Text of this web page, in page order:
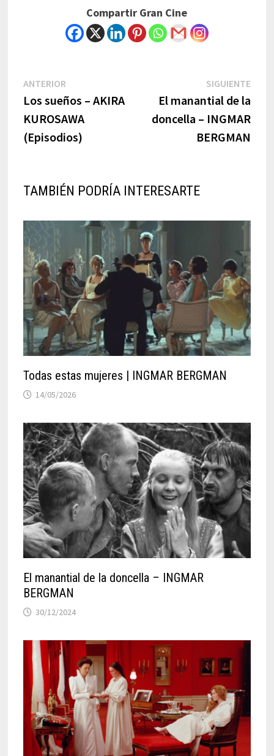
Compartir Gran Cine
Navegación
de
entradas
ANTERIOR
post:
Los sueños – AKIRA
KUROSAWA
(Episodios)
SIGUIENTENext
post:
El manantial de la
doncella – INGMAR
BERGMAN
TAMBIÉN PODRÍA INTERESARTE
Todas estas mujeres | INGMAR BERGMAN
14/05/2026
El manantial de la doncella – INGMAR
BERGMAN
30/12/2024